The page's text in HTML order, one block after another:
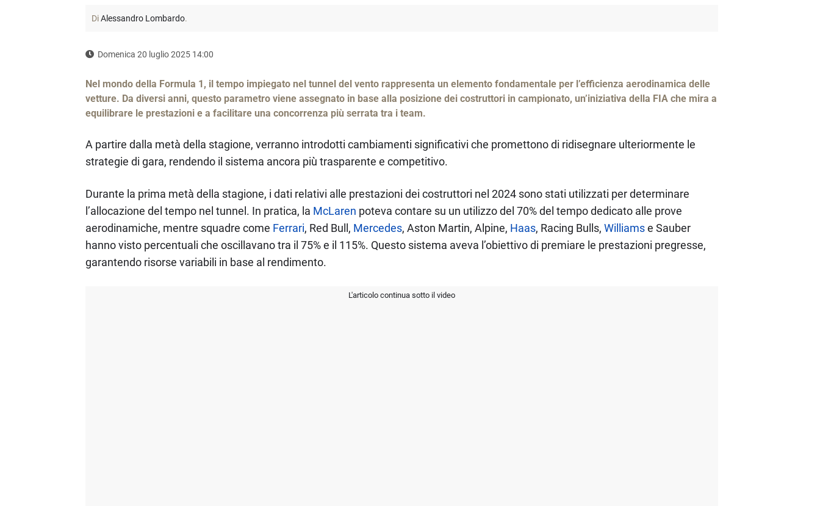
DiAlessandro Lombardo.
Domenica 20 luglio 2025 14:00
Nel mondo della Formula 1, il tempo impiegato nel tunnel del vento rappresenta un elemento fondamentale per l’efficienza aerodinamica delle
vetture. Da diversi anni, questo parametro viene assegnato in base alla posizione dei costruttori in campionato, un’iniziativa della FIA che mira a
equilibrare le prestazioni e a facilitare una concorrenza più serrata tra i team.
A partire dalla metà della stagione, verranno introdotti cambiamenti significativi che promettono di ridisegnare ulteriormente le
strategie di gara, rendendo il sistema ancora più trasparente e competitivo.
Durante la prima metà della stagione, i dati relativi alle prestazioni dei costruttori nel 2024 sono stati utilizzati per determinare
l’allocazione del tempo nel tunnel. In pratica, la McLaren poteva contare su un utilizzo del 70% del tempo dedicato alle prove
aerodinamiche, mentre squadre come Ferrari, Red Bull, Mercedes, Aston Martin, Alpine, Haas, Racing Bulls, Williamse Sauber
hanno visto percentuali che oscillavano tra il 75% e il 115%. Questo sistema aveva l’obiettivo di premiare le prestazioni pregresse,
garantendo risorse variabili in base al rendimento.
L'articolo continua sotto il video